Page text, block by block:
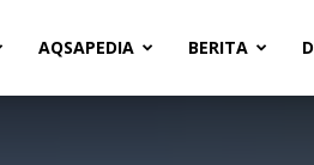
AQSAPEDIA BERITA